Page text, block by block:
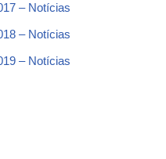
– Notícias
– Notícias
– Notícias